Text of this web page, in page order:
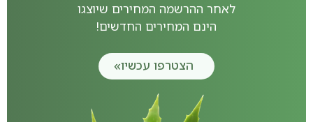
לאחר ההרשמה המחירים שיוצגו
הינם המחירים החדשים!
הצטרפו עכשיו